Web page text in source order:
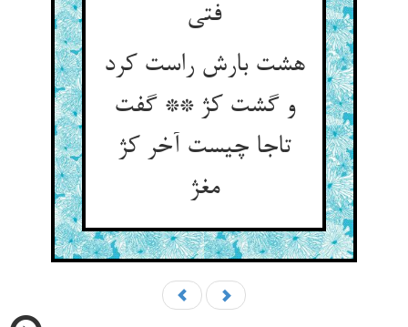
فتی
هشت بارش راست کرد
و گشت کژ ** گفت
تاجا چیست آخر کژ
مغژ